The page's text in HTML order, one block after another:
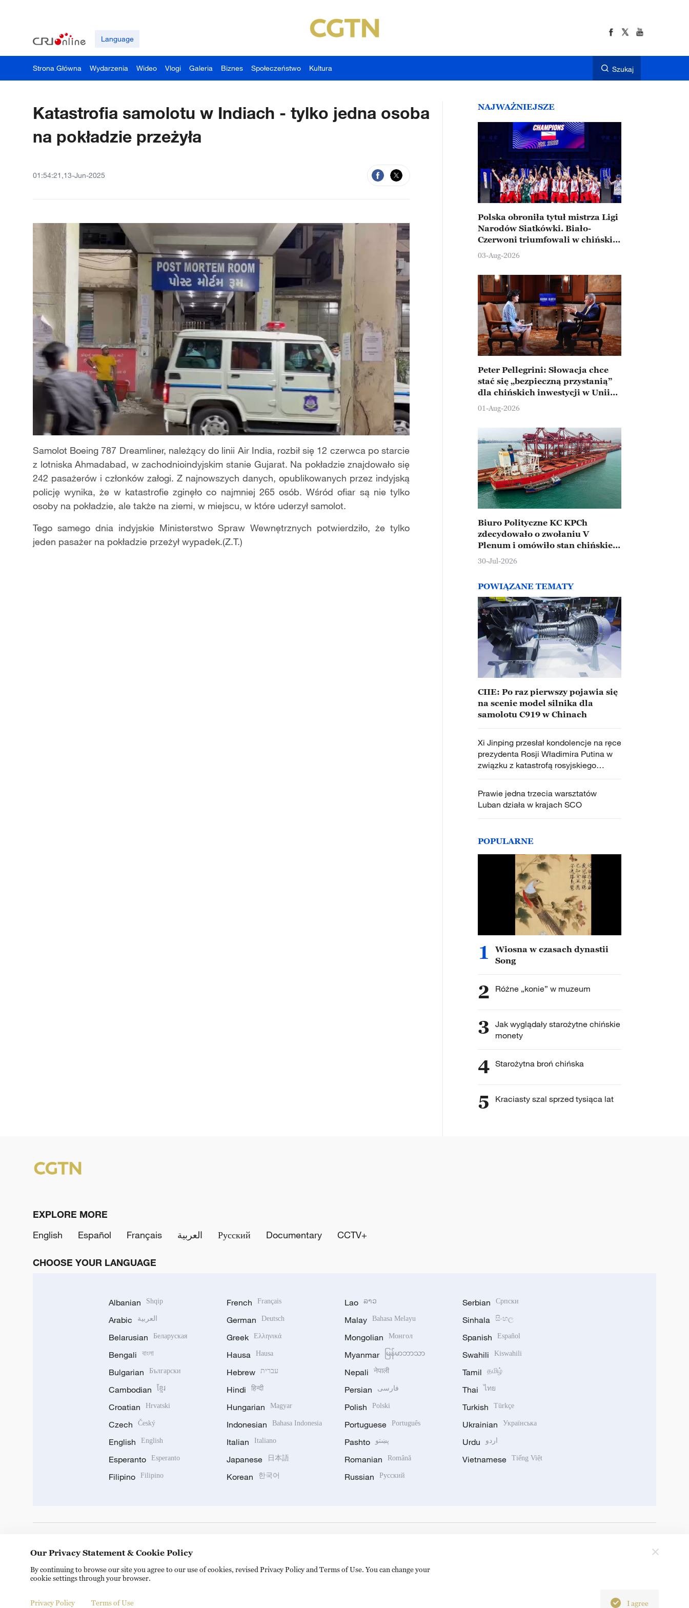
Language
Strona Główna Wydarzenia Wideo Vlogi Galeria Biznes Społeczeństwo Kultura Szukaj
Katastrofia samolotu w Indiach - tylko jedna osoba
na pokładzie przeżyła
01:54:21,13-Jun-2025
Samolot Boeing 787 Dreamliner, należący do linii Air India, rozbił się 12 czerwca po starcie
z lotniska Ahmadabad, w zachodnioindyjskim stanie Gujarat. Na pokładzie znajdowało się
242 pasażerów i członków załogi. Z najnowszych danych, opublikowanych przez indyjską
policję wynika, że w katastrofie zginęło co najmniej 265 osób. Wśród ofiar są nie tylko
osoby na pokładzie, ale także na ziemi, w miejscu, w które uderzył samolot.
Tego samego dnia indyjskie Ministerstwo Spraw Wewnętrznych potwierdziło, że tylko
jeden pasażer na pokładzie przeżył wypadek.(Z.T.)
NAJWAŻNIEJSZE
Polska obroniła tytuł mistrza Ligi
Narodów Siatkówki. Biało-
Czerwoni triumfowali w chińskim
Ningbo
03-Aug-2026
Peter Pellegrini: Słowacja chce
stać się „bezpieczną przystanią”
dla chińskich inwestycji w Unii
Europejskiej
01-Aug-2026
Biuro Polityczne KC KPCh
zdecydowało o zwołaniu V
Plenum i omówiło stan chińskiej
gospodarki
30-Jul-2026
POWIĄZANE TEMATY
CIIE: Po raz pierwszy pojawia się
na scenie model silnika dla
samolotu C919 w Chinach
Xi Jinping przesłał kondolencje na ręce
prezydenta Rosji Władimira Putina w
związku z katastrofą rosyjskiego
samolotu pasażerskiego
Prawie jedna trzecia warsztatów
Luban działa w krajach SCO
POPULARNE
1
Wiosna w czasach dynastii
Song
2 Różne „konie” w muzeum
3 Jak wyglądały starożytne chińskie
monety
4 Starożytna broń chińska
5 Kraciasty szal sprzed tysiąca lat
EXPLORE MORE
English
Español Français العربية Русский Documentary CCTV+
CHOOSE YOUR LANGUAGE
Albanian Shqip
Arabic العربية
Belarusian Беларуская
Bengali বাংলা
Bulgarian Български
Cambodian ខ្មែរ
Croatian Hrvatski
Czech Český
English English
Esperanto Esperanto
Filipino Filipino
French Français
German Deutsch
Greek Ελληνικά
Hausa Hausa
Hebrew עברית
Hindi हिन्दी
Hungarian Magyar
Indonesian Bahasa Indonesia
Italian Italiano
Japanese 日本語
Korean 한국어
Lao ລາວ
Malay Bahasa Melayu
Mongolian Монгол
Myanmar မြန်မာဘာသာ
Nepali नेपाली
Persian فارسی
Polish Polski
Portuguese Português
Pashto پښتو
Romanian Română
Russian Русский
Serbian Српски
Sinhala සිංහල
Spanish Español
Swahili Kiswahili
Tamil தமிழ்
Thai ไทย
Turkish Türkçe
Ukrainian Українська
Urdu اردو
Vietnamese Tiếng Việt
© China Radio International.CRI. All Rights Reserved. 16A Shijingshan Road, Beijing, China. 100040
Our Privacy Statement & Cookie Policy
By continuing to browse our site you agree to our use of cookies, revised Privacy Policy and Terms of Use. You can change your
cookie settings through your browser.
Privacy Policy Terms of Use I agree